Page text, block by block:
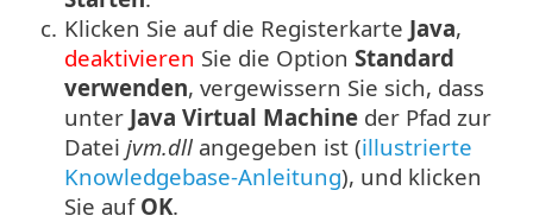
c. Klicken Sie auf die Registerkarte Java,
deaktivieren Sie die Option Standard
verwenden, vergewissern Sie sich, dass
unter Java Virtual Machine der Pfad zur
Datei jvm.dll angegeben ist (illustrierte
Knowledgebase-Anleitung), und klicken
Sie auf OK.